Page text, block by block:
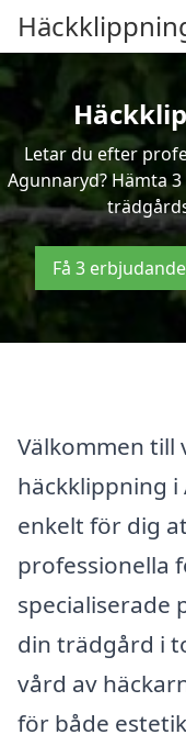
Letar du efter
Agunnaryd? Hämta
Få 3
Välkommen
häckklippning
enkelt för dig
professionella
specialiserade
din trädgård i
vård av
för både